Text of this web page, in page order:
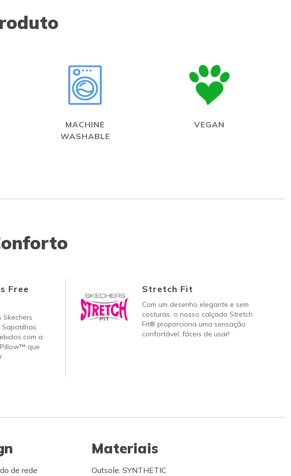
MACHINE
WASHABLE
VEGAN
Free
Sapatilhas
com a
que
Stretch Fit
Com um desenho elegante e sem
costuras, o nosso calçado Stretch
Fit® proporciona uma sensação
confortável, fáceis de usar!
de rede
Materiais
Outsole: SYNTHETIC